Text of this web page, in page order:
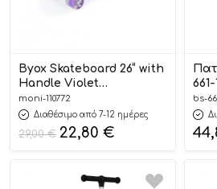
Byox Skateboard 26“ with
Handle Violet
3800146228279
moni-110772
Διαθέσιμο από 7-12 ημέρες
29,00€ 22,80 €
bs-